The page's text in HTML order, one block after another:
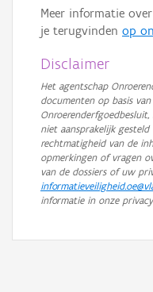
Meer informatie
je terugvinden op
Disclaimer
Het agentschap
documenten op basis
niet aansprakelijk
rechtmatigheid van de
opmerkingen of vragen
van de dossiers of uw
informatie in onze